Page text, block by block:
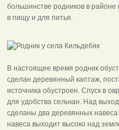
большинстве родников в
в пищу и для питья.
В настоящее время родник
сделан деревянный каптаж,
источника обустроен. Спуск в
для удобства сельчан. Над
сделаны два деревянных навеса
навеса выходит высоко над